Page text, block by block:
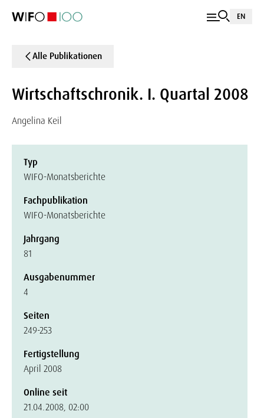
EN
Alle Publikationen
Wirtschaftschronik. I. Quartal 2008
Angelina Keil
Typ
WIFO-Monatsberichte
Fachpublikation
WIFO-Monatsberichte
Jahrgang
81
Ausgabenummer
4
Seiten
249-253
Fertigstellung
April 2008
Online seit
21.04.2008, 02:00